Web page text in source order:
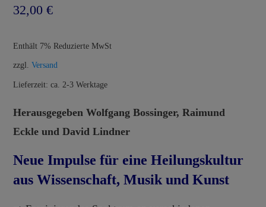
32,00 €
Enthält 7% Reduzierte MwSt
zzgl. Versand
Lieferzeit: ca. 2-3 Werktage
Herausgegeben Wolfgang Bossinger, Raimund
Eckle und David Lindner
Neue Impulse für eine Heilungskultur
aus Wissenschaft, Musik und Kunst